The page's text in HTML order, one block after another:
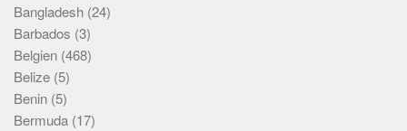
Bangladesh (24)
Barbados (3)
Belgien (468)
Belize (5)
Benin (5)
Bermuda (17)